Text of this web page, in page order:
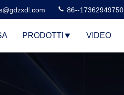
86--17362949750
PRODOTTI VIDEO